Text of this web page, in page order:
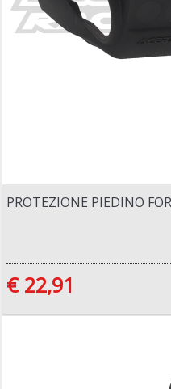
PROTEZIONE PIEDINO
€ 22,91